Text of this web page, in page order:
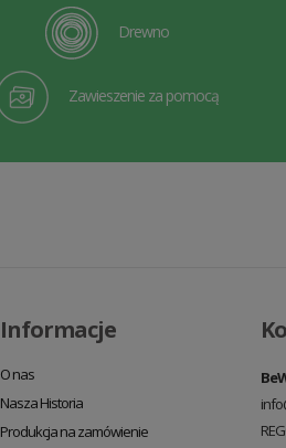
Drewno
Zawieszenie za pomocą
Informacje
O nas
Nasza Historia
Produkcja na zamówienie